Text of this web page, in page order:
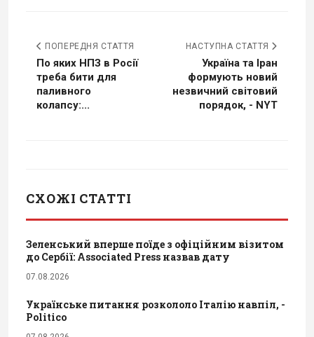
ПОПЕРЕДНЯ СТАТТЯ
По яких НПЗ в Росії
треба бити для
паливного
колапсу:...
НАСТУПНА СТАТТЯ
Україна та Іран
формують новий
незвичний світовий
порядок, - NYT
СХОЖІ СТАТТІ
Зеленський вперше поїде з офіційним візитом
до Сербії: Associated Press назвав дату
07.08.2026
Українське питання розкололо Італію навпіл, -
Politico